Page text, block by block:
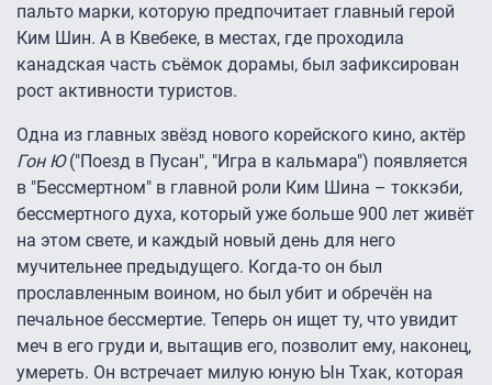
пальто марки, которую предпочитает главный герой
Ким Шин. А в Квебеке, в местах, где проходила
канадская часть съёмок дорамы, был зафиксирован
рост активности туристов.
Одна из главных звёзд нового корейского кино, актёр
Гон Ю("Поезд в Пусан", "Игра в кальмара") появляется
в "Бессмертном" в главной роли Ким Шина – токкэби,
бессмертного духа, который уже больше 900 лет живёт
на этом свете, и каждый новый день для него
мучительнее предыдущего. Когда-то он был
прославленным воином, но был убит и обречён на
печальное бессмертие. Теперь он ищет ту, что увидит
меч в его груди и, вытащив его, позволит ему, наконец,
умереть. Он встречает милую юную Ын Тхак, которая